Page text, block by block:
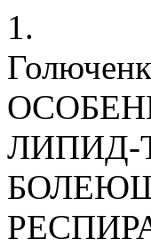
1.
ЛИПИД-